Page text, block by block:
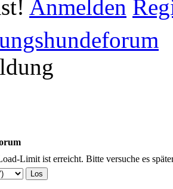
Anmelden
Limit ist erreicht. Bitte versuche es